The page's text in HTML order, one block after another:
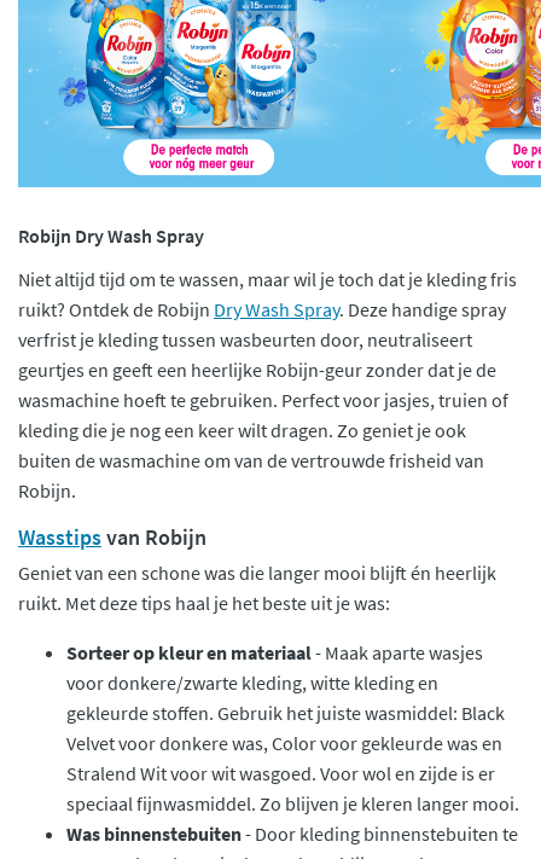
Robijn Dry Wash Spray
Niet altijd tijd om te wassen, maar wil je toch dat je kleding fris
ruikt? Ontdek de Robijn Dry Wash Spray. Deze handige spray
verfrist je kleding tussen wasbeurten door, neutraliseert
geurtjes en geeft een heerlijke Robijn-geur zonder dat je de
wasmachine hoeft te gebruiken. Perfect voor jasjes, truien of
kleding die je nog een keer wilt dragen. Zo geniet je ook
buiten de wasmachine om van de vertrouwde frisheid van
Robijn.
Wasstipsvan Robijn
Geniet van een schone was die langer mooi blijft én heerlijk
ruikt. Met deze tips haal je het beste uit je was:
Sorteer op kleur en materiaal- Maak aparte wasjes
voor donkere/zwarte kleding, witte kleding en
gekleurde stoffen. Gebruik het juiste wasmiddel: Black
Velvet voor donkere was, Color voor gekleurde was en
Stralend Wit voor wit wasgoed. Voor wol en zijde is er
speciaal fijnwasmiddel. Zo blijven je kleren langer mooi.
Was binnenstebuiten- Door kleding binnenstebuiten te